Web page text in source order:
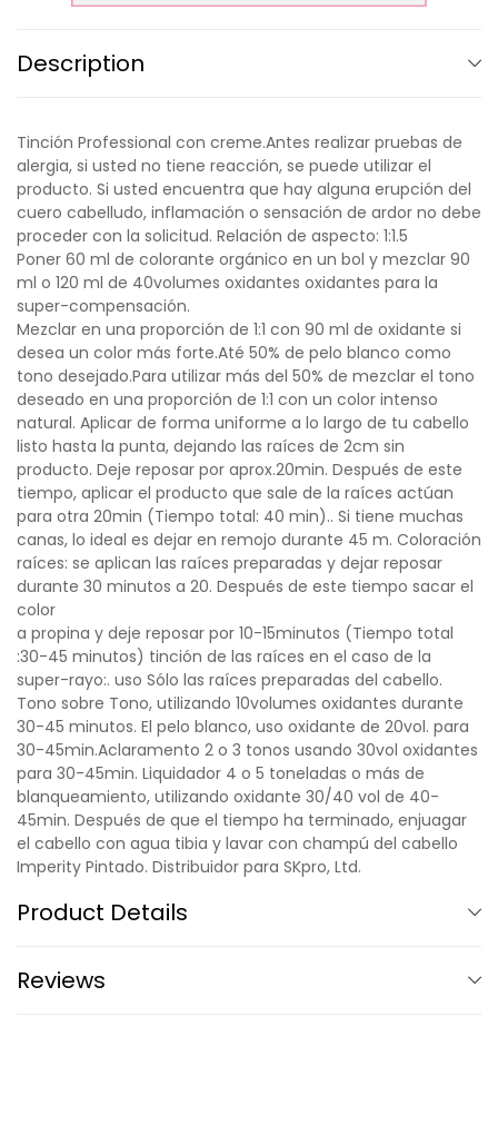
Description
Tinción Professional con creme.Antes realizar pruebas de
alergia, si usted no tiene reacción, se puede utilizar el
producto. Si usted encuentra que hay alguna erupción del
cuero cabelludo, inflamación o sensación de ardor no debe
proceder con la solicitud. Relación de aspecto: 1:1.5
Poner 60 ml de colorante orgánico en un bol y mezclar 90
ml o 120 ml de 40volumes oxidantes oxidantes para la
super-compensación.
Mezclar en una proporción de 1:1 con 90 ml de oxidante si
desea un color más forte.Até 50% de pelo blanco como
tono desejado.Para utilizar más del 50% de mezclar el tono
deseado en una proporción de 1:1 con un color intenso
natural. Aplicar de forma uniforme a lo largo de tu cabello
listo hasta la punta, dejando las raíces de 2cm sin
producto. Deje reposar por aprox.20min. Después de este
tiempo, aplicar el producto que sale de la raíces actúan
para otra 20min (Tiempo total: 40 min).. Si tiene muchas
canas, lo ideal es dejar en remojo durante 45 m. Coloración
raíces: se aplican las raíces preparadas y dejar reposar
durante 30 minutos a 20. Después de este tiempo sacar el
color
a propina y deje reposar por 10-15minutos (Tiempo total
:30-45 minutos) tinción de las raíces en el caso de la
super-rayo:. uso Sólo las raíces preparadas del cabello.
Tono sobre Tono, utilizando 10volumes oxidantes durante
30-45 minutos. El pelo blanco, uso oxidante de 20vol. para
30-45min.Aclaramento 2 o 3 tonos usando 30vol oxidantes
para 30-45min. Liquidador 4 o 5 toneladas o más de
blanqueamiento, utilizando oxidante 30/40 vol de 40-
45min. Después de que el tiempo ha terminado, enjuagar
el cabello con agua tibia y lavar con champú del cabello
Imperity Pintado. Distribuidor para SKpro, Ltd.
Product Details
Reviews